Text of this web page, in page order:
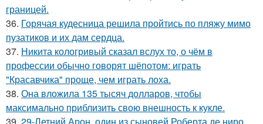
границей.
36. Горячая кудесница решила пройтись по пляжу мимо
пузатиков и их дам сердца.
37. Никита кологривый сказал вслух то, о чём в
профессии обычно говорят шёпотом: играть
"Красавчика" проще, чем играть лоха.
38. Она вложила 135 тысяч долларов, чтобы
максимально приблизить свою внешность к кукле.
39. 29-Летний Арон, один из сыновей Роберта де ниро,